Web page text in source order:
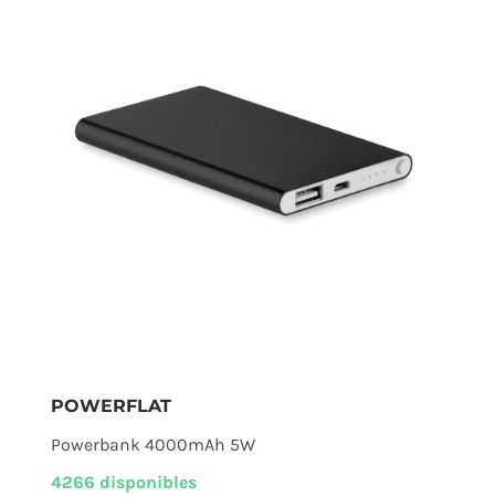
POWERFLAT
Powerbank 4000mAh 5W
4266 disponibles